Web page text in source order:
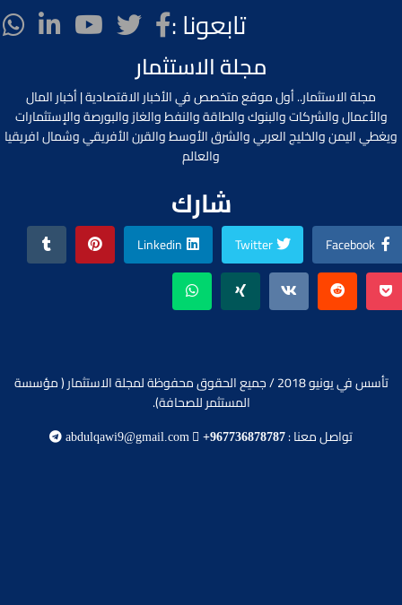
تابعونا :
مجلة الاستثمار
مجلة الاستثمار.. أول موقع متخصص في الأخبار الاقتصادية | أخبار المال
والأعمال والشركات والبنوك والطاقة والنفط والغاز والبورصة والإستثمارات
ويغطي اليمن والخليج العربي والشرق الأوسط والقرن الأفريقي وشمال افريقيا
والعالم
شارك
Facebook
Twitter
Linkedin
تأسس في يونيو 2018 / جميع الحقوق محفوظة لمجلة الاستثمار ( مؤسسة
المستثمر للصحافة).
تواصل معنا : +967736878787
abdulqawi9@gmail.com